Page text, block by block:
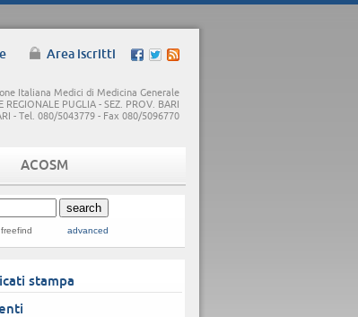
Area iscritti
ACOSM
Italiana Medici di Medicina Generale
REGIONALE PUGLIA - SEZ. PROV. BARI
- Tel. 080/5043779 - Fax 080/5096770
freefind advanced
stampa